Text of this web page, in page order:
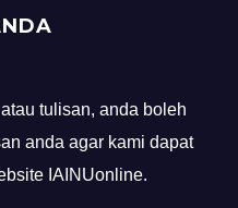
tulisan, anda boleh
anda agar kami dapat
IAINUonline.